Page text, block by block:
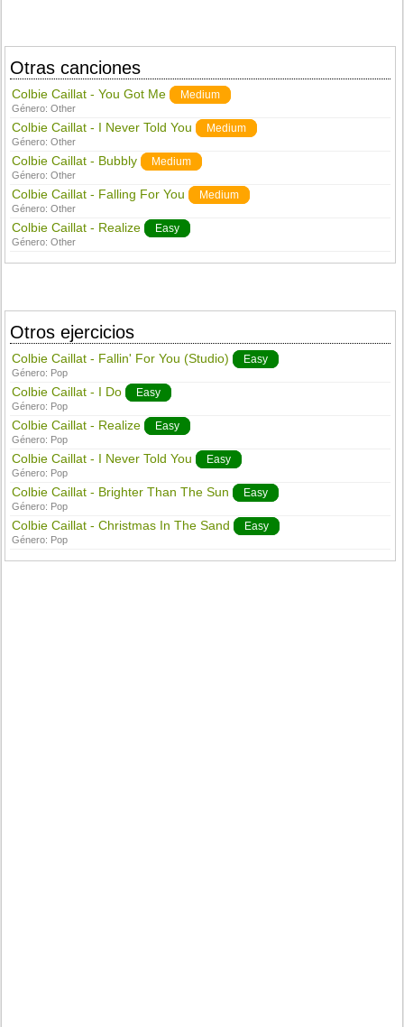
Otras canciones
Colbie Caillat - You Got Me Medium
Género:Other
Colbie Caillat - I Never Told You Medium
Género:Other
Colbie Caillat - Bubbly Medium
Género:Other
Colbie Caillat - Falling For You Medium
Género:Other
Colbie Caillat - Realize Easy
Género:Other
Otros ejercicios
Colbie Caillat - Fallin' For You (Studio) Easy
Género: Pop
Colbie Caillat - I Do Easy
Género: Pop
Colbie Caillat - Realize Easy
Género: Pop
Colbie Caillat - I Never Told You Easy
Género: Pop
Colbie Caillat - Brighter Than The Sun Easy
Género: Pop
Colbie Caillat - Christmas In The Sand Easy
Género: Pop